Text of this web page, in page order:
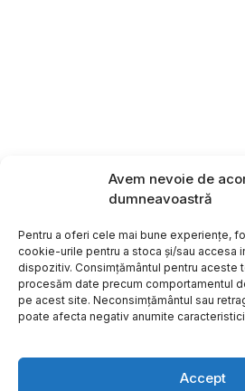
Avem nevoie de
dumneavoastră
Pentru a oferi cele mai bune experiențe,
cookie-urile pentru a stoca și/sau accesa
dispozitiv. Consimțământul pentru aceste
procesăm date precum comportamentul
pe acest site. Neconsimțământul sau
poate afecta negativ anumite
Accept